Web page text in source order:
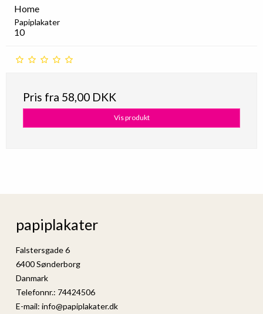
Home
Papiplakater
10
Pris fra 58,00 DKK
Vis produkt
papiplakater
Falstersgade 6
6400 Sønderborg
Danmark
Telefonnr.: 74424506
E-mail: info@papiplakater.dk